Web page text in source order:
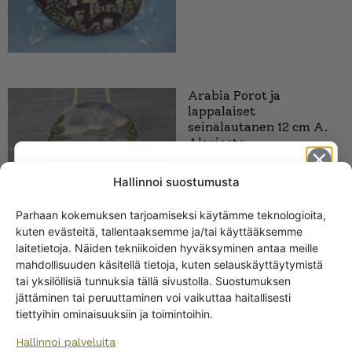
Hallinnoi suostumusta
Parhaan kokemuksen tarjoamiseksi käytämme teknologioita,
kuten evästeitä, tallentaaksemme ja/tai käyttääksemme
laitetietoja. Näiden tekniikoiden hyväksyminen antaa meille
mahdollisuuden käsitellä tietoja, kuten selauskäyttäytymistä
tai yksilöllisiä tunnuksia tällä sivustolla. Suostumuksen
jättäminen tai peruuttaminen voi vaikuttaa haitallisesti
tiettyihin ominaisuuksiin ja toimintoihin.
Hallinnoi palveluita
Arabia Porot ja
lappalaiset
seinälautanen 12 cm A.
Alariesto
Arabia Rakovalkealla
seinälautanen 12 cm
A.Alariesto
Get -5%
off?
Yes! I want the discount